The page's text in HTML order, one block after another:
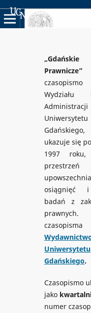
Uniwersyteckie
Prawnicze”
Administracji
Uniwersytetu
ukazuje się
1997 roku,
osiągnięć
badań z
prawnych.
Uniwersytetu
Gdańskiego.
Czasopismo
jako
numer